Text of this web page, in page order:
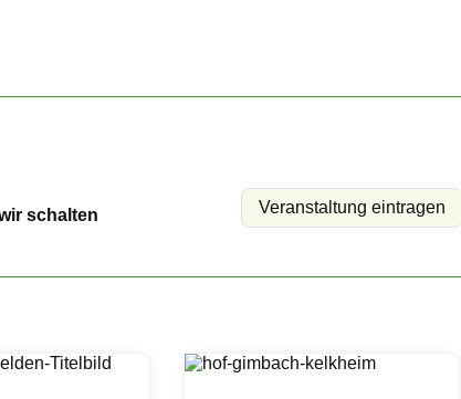
schalten
Veranstaltung eintragen